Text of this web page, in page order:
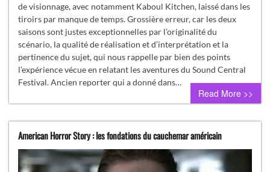
de visionnage, avec notamment Kaboul Kitchen, laissé dans les
tiroirs par manque de temps. Grossière erreur, car les deux
saisons sont justes exceptionnelles par l’originalité du
scénario, la qualité de réalisation et d’interprétation et la
pertinence du sujet, qui nous rappelle par bien des points
l’expérience vécue en relatant les aventures du Sound Central
Festival. Ancien reporter qui a donné dans…
Read More >>
American Horror Story : les fondations du cauchemar américain